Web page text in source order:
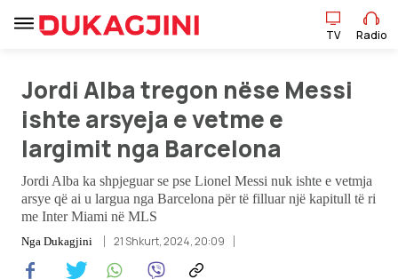
TV Radio
Lajme
Sport
Pikëpamje
TV Radio
Jordi Alba tregon nëse Messi
ishte arsyeja e vetme e
largimit nga Barcelona
Jordi Alba ka shpjeguar se pse Lionel Messi nuk ishte e vetmja
arsye që ai u largua nga Barcelona për të filluar një kapitull të ri
me Inter Miami në MLS
Nga Dukagjini 21 Shkurt, 2024, 20:09